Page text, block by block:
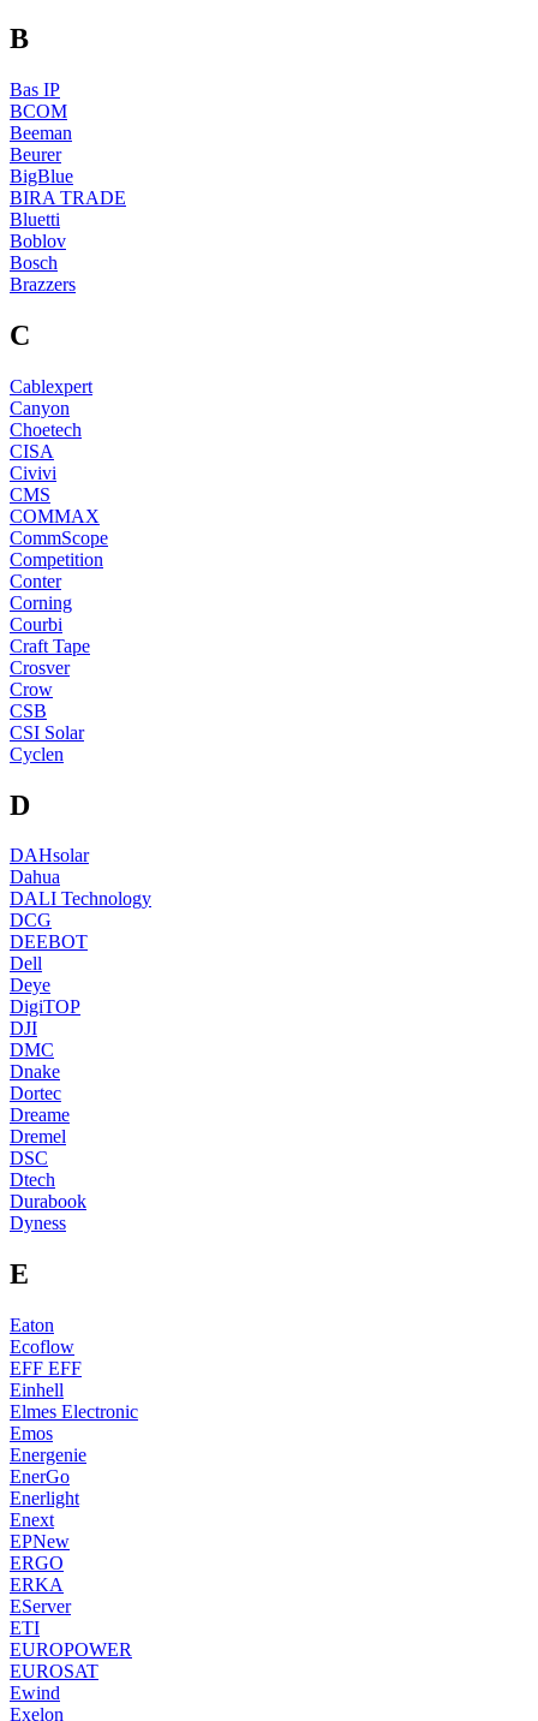
B
Bas IP
BCOM
Beeman
Beurer
BigBlue
BIRA TRADE
Bluetti
Boblov
Bosch
Brazzers
C
Cablexpert
Canyon
Choetech
CISA
Civivi
CMS
COMMAX
CommScope
Competition
Conter
Corning
Courbi
Craft Tape
Crosver
Crow
CSB
CSI Solar
Cyclen
D
DAHsolar
Dahua
DALI Technology
DCG
DEEBOT
Dell
Deye
DigiTOP
DJI
DMC
Dnake
Dortec
Dreame
Dremel
DSC
Dtech
Durabook
Dyness
E
Eaton
Ecoflow
EFF EFF
Einhell
Elmes Electronic
Emos
Energenie
EnerGo
Enerlight
Enext
EPNew
ERGO
ERKA
EServer
ETI
EUROPOWER
EUROSAT
Ewind
Exelon